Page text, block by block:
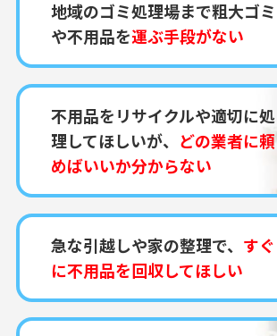
地域のゴミ処理場まで粗大ゴミ
や不用品を運ぶ手段がない
不用品をリサイクルや適切に処
理してほしいが、 どの業者に頼
めばいいか分からない
急な引越しや家の整理で、 すぐ
に不用品を回収してほしい